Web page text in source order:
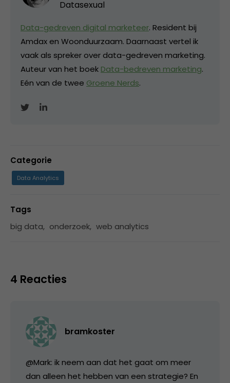
Datasexual
Data-gedreven digital marketeer. Resident bij
Amdax en Woonduurzaam. Daarnaast vertel ik
vaak als spreker over data-gedreven marketing.
Auteur van het boek Data-bedreven marketing.
Eén van de twee Groene Nerds.
Categorie
Data Analytics
Tags
big data, onderzoek, web analytics
4 Reacties
bramkoster
@Mark: ik neem aan dat het gaat om meer
dan alleen het hebben van een strategie? En